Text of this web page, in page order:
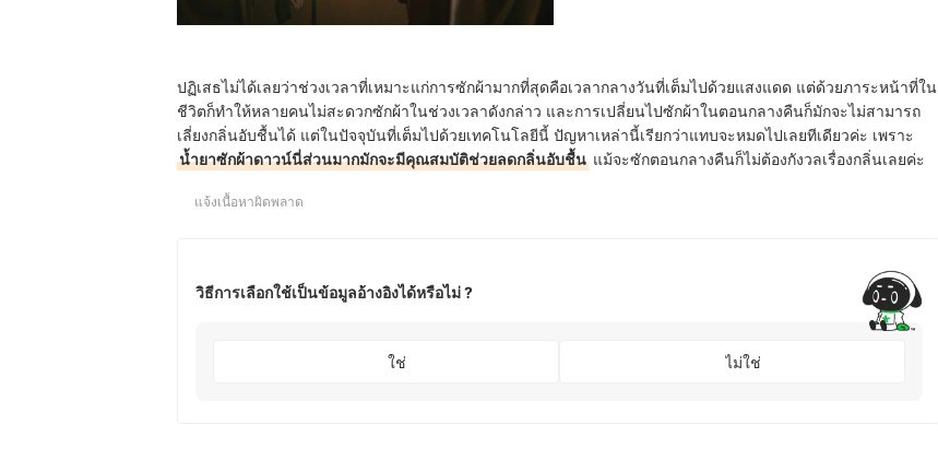
ปฏิเสธไม่ได้เลยว่าช่วงเวลาที่เหมาะแก่การซักผ้ามากที่สุดคือเวลากลางวันที่เต็มไปด้วยแสงแดด แต่ด้วยภาระหน้าที่ใน
ชีวิตก็ทำให้หลายคนไม่สะดวกซักผ้าในช่วงเวลาดังกล่าว และการเปลี่ยนไปซักผ้าในตอนกลางคืนก็มักจะไม่สามารถ
เลี่ยงกลิ่นอับชื้นได้ แต่ในปัจจุบันที่เต็มไปด้วยเทคโนโลยีนี้ ปัญหาเหล่านี้เรียกว่าแทบจะหมดไปเลยทีเดียวค่ะ เพราะ
น้ำยาซักผ้าดาวน์นี่ส่วนมากมักจะมีคุณสมบัติช่วยลดกลิ่นอับชื้น แม้จะซักตอนกลางคืนก็ไม่ต้องกังวลเรื่องกลิ่นเลยค่ะ
แจ้งเนื้อหาผิดพลาด
วิธีการเลือกใช้เป็นข้อมูลอ้างอิงได้หรือไม่ ?
ใช่ ไม่ใช่